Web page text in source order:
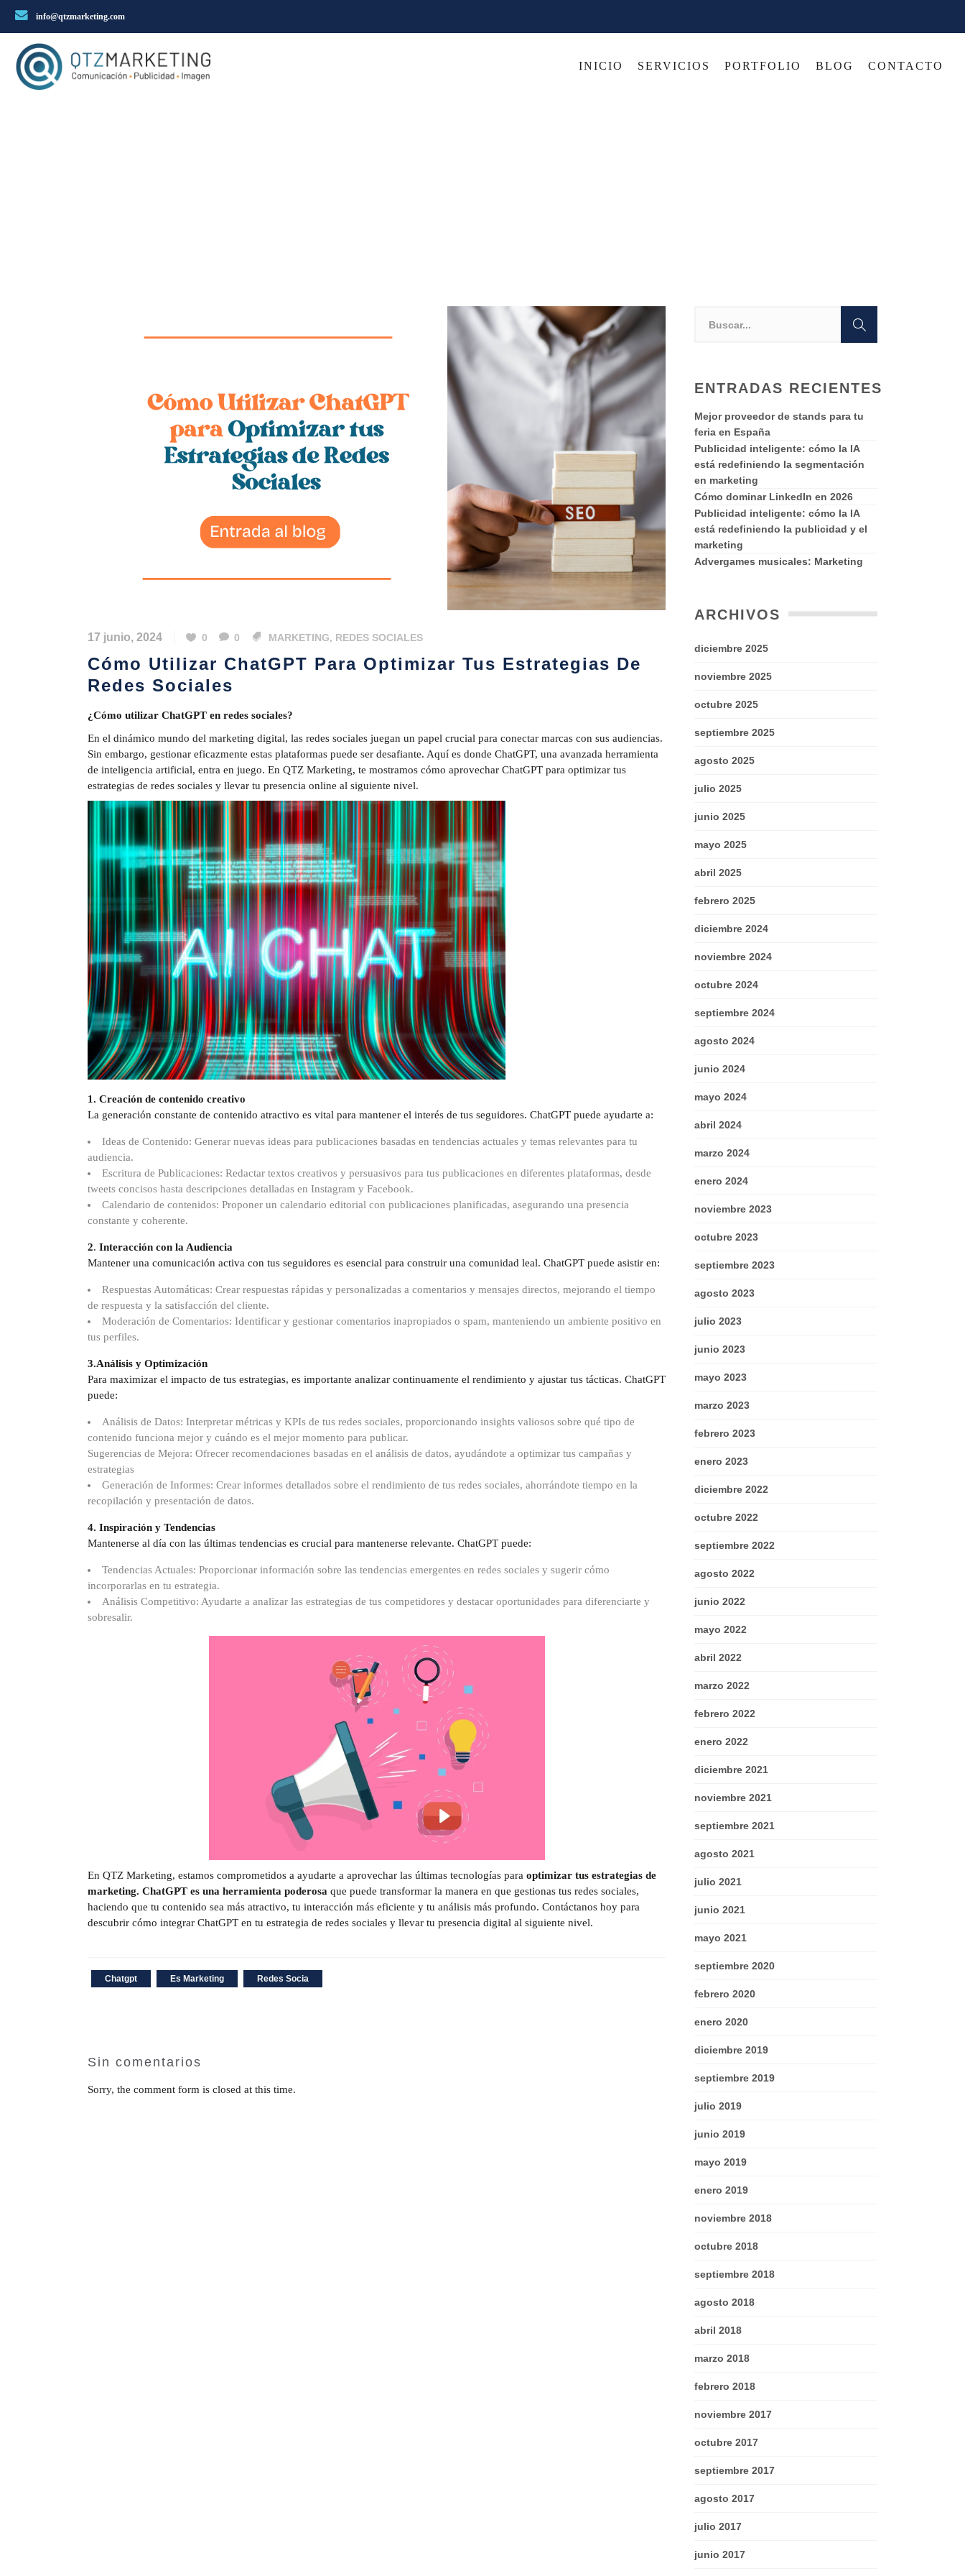
info@qtzmarketing.com
INICIO SERVICIOS PORTFOLIO BLOG CONTACTO
17 junio, 2024 0 0 MARKETING, REDES SOCIALES
Cómo Utilizar ChatGPT Para Optimizar Tus Estrategias De
Redes Sociales
¿Cómo utilizar ChatGPT en redes sociales?
En el dinámico mundo del marketing digital, las redes sociales juegan un papel crucial para conectar marcas con sus audiencias.
Sin embargo, gestionar eficazmente estas plataformas puede ser desafiante. Aquí es donde ChatGPT, una avanzada herramienta
de inteligencia artificial, entra en juego. En QTZ Marketing, te mostramos cómo aprovechar ChatGPT para optimizar tus
estrategias de redes sociales y llevar tu presencia online al siguiente nivel.
1. Creación de contenido creativo
La generación constante de contenido atractivo es vital para mantener el interés de tus seguidores. ChatGPT puede ayudarte a:
Ideas de Contenido: Generar nuevas ideas para publicaciones basadas en tendencias actuales y temas relevantes para tu
audiencia.
Escritura de Publicaciones: Redactar textos creativos y persuasivos para tus publicaciones en diferentes plataformas, desde
tweets concisos hasta descripciones detalladas en Instagram y Facebook.
Calendario de contenidos: Proponer un calendario editorial con publicaciones planificadas, asegurando una presencia
constante y coherente.
2. Interacción con la Audiencia
Mantener una comunicación activa con tus seguidores es esencial para construir una comunidad leal. ChatGPT puede asistir en:
Respuestas Automáticas: Crear respuestas rápidas y personalizadas a comentarios y mensajes directos, mejorando el tiempo
de respuesta y la satisfacción del cliente.
Moderación de Comentarios: Identificar y gestionar comentarios inapropiados o spam, manteniendo un ambiente positivo en
tus perfiles.
3.Análisis y Optimización
Para maximizar el impacto de tus estrategias, es importante analizar continuamente el rendimiento y ajustar tus tácticas. ChatGPT
puede:
Análisis de Datos: Interpretar métricas y KPIs de tus redes sociales, proporcionando insights valiosos sobre qué tipo de
contenido funciona mejor y cuándo es el mejor momento para publicar.
Sugerencias de Mejora: Ofrecer recomendaciones basadas en el análisis de datos, ayudándote a optimizar tus campañas y
estrategias
Generación de Informes: Crear informes detallados sobre el rendimiento de tus redes sociales, ahorrándote tiempo en la
recopilación y presentación de datos.
4. Inspiración y Tendencias
Mantenerse al día con las últimas tendencias es crucial para mantenerse relevante. ChatGPT puede:
Tendencias Actuales: Proporcionar información sobre las tendencias emergentes en redes sociales y sugerir cómo
incorporarlas en tu estrategia.
Análisis Competitivo: Ayudarte a analizar las estrategias de tus competidores y destacar oportunidades para diferenciarte y
sobresalir.
En QTZ Marketing, estamos comprometidos a ayudarte a aprovechar las últimas tecnologías para optimizar tus estrategias de
marketing. ChatGPT es una herramienta poderosa que puede transformar la manera en que gestionas tus redes sociales,
haciendo que tu contenido sea más atractivo, tu interacción más eficiente y tu análisis más profundo. Contáctanos hoy para
descubrir cómo integrar ChatGPT en tu estrategia de redes sociales y llevar tu presencia digital al siguiente nivel.
Chatgpt Es Marketing Redes Socia
Sin comentarios
Sorry, the comment form is closed at this time.
ENTRADAS RECIENTES
Mejor proveedor de stands para tu
feria en España
Publicidad inteligente: cómo la IA
está redefiniendo la segmentación
en marketing
Cómo dominar LinkedIn en 2026
Publicidad inteligente: cómo la IA
está redefiniendo la publicidad y el
marketing
Advergames musicales: Marketing
ARCHIVOS
diciembre 2025
noviembre 2025
octubre 2025
septiembre 2025
agosto 2025
julio 2025
junio 2025
mayo 2025
abril 2025
febrero 2025
diciembre 2024
noviembre 2024
octubre 2024
septiembre 2024
agosto 2024
junio 2024
mayo 2024
abril 2024
marzo 2024
enero 2024
noviembre 2023
octubre 2023
septiembre 2023
agosto 2023
julio 2023
junio 2023
mayo 2023
marzo 2023
febrero 2023
enero 2023
diciembre 2022
octubre 2022
septiembre 2022
agosto 2022
junio 2022
mayo 2022
abril 2022
marzo 2022
febrero 2022
enero 2022
diciembre 2021
noviembre 2021
septiembre 2021
agosto 2021
julio 2021
junio 2021
mayo 2021
septiembre 2020
febrero 2020
enero 2020
diciembre 2019
septiembre 2019
julio 2019
junio 2019
mayo 2019
enero 2019
noviembre 2018
octubre 2018
septiembre 2018
agosto 2018
abril 2018
marzo 2018
febrero 2018
noviembre 2017
octubre 2017
septiembre 2017
agosto 2017
julio 2017
junio 2017